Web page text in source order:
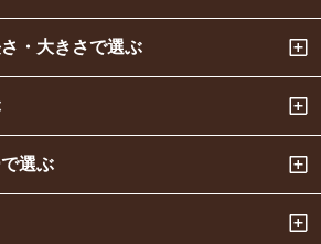
・大きさで選ぶ
選ぶ